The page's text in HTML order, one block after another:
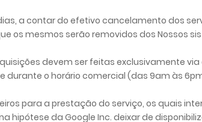
contar do efetivo cancelamento dos
os mesmos serão removidos dos Nossos
devem ser feitas exclusivamente
durante o horário comercial (das 9am às
para a prestação do serviço, os quais
da Google Inc. deixar de